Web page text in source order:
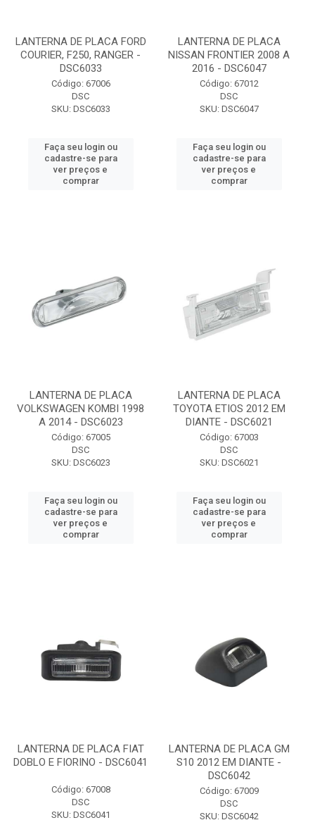
LANTERNA DE PLACA FORD
COURIER, F250, RANGER -
DSC6033
Código: 67006
DSC
SKU: DSC6033
Faça seu login ou
cadastre-se para
ver preços e
comprar
LANTERNA DE PLACA
NISSAN FRONTIER 2008 A
2016 - DSC6047
Código: 67012
DSC
SKU: DSC6047
Faça seu login ou
cadastre-se para
ver preços e
comprar
LANTERNA DE PLACA
VOLKSWAGEN KOMBI 1998
A 2014 - DSC6023
Código: 67005
DSC
SKU: DSC6023
Faça seu login ou
cadastre-se para
ver preços e
comprar
LANTERNA DE PLACA
TOYOTA ETIOS 2012 EM
DIANTE - DSC6021
Código: 67003
DSC
SKU: DSC6021
Faça seu login ou
cadastre-se para
ver preços e
comprar
LANTERNA DE PLACA FIAT
DOBLO E FIORINO - DSC6041
Código: 67008
DSC
SKU: DSC6041
LANTERNA DE PLACA GM
S10 2012 EM DIANTE -
DSC6042
Código: 67009
DSC
SKU: DSC6042